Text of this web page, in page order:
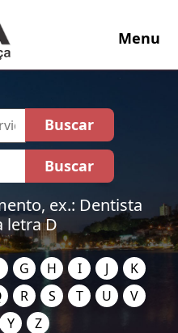
Menu
ex.: Dentista
letra D
G H I J
K
R S T U
V
Y Z